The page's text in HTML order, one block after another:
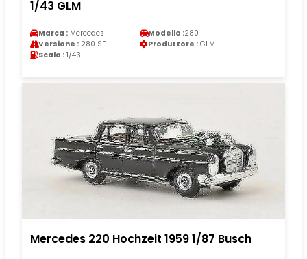
1/43 GLM
Marca : Mercedes Modello :280
Versione : 280 SE Produttore : GLM
Scala : 1/43
Mercedes 220 Hochzeit 1959 1/87 Busch